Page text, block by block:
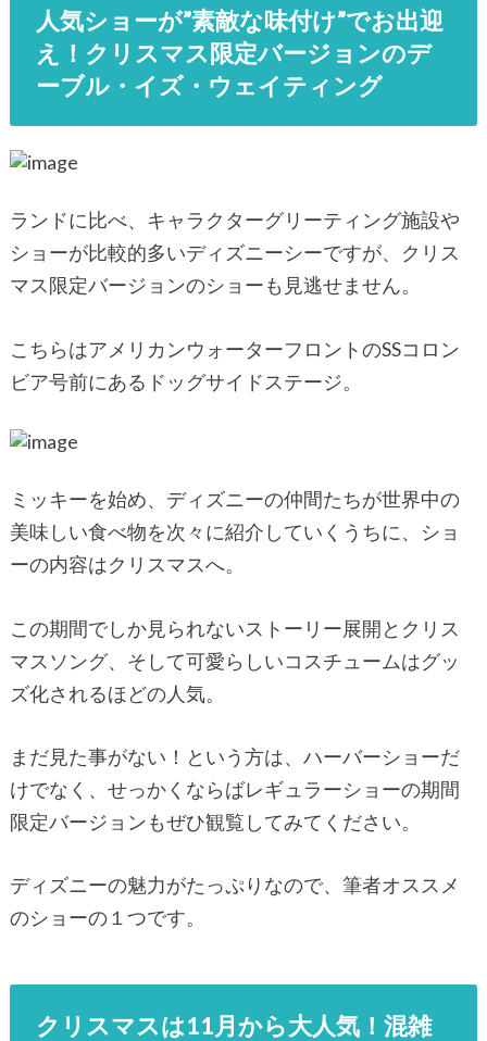
人気ショーが”素敵な味付け”でお出迎
え！クリスマス限定バージョンのデ
ーブル・イズ・ウェイティング
ランドに比べ、キャラクターグリーティング施設や
ショーが比較的多いディズニーシーですが、クリス
マス限定バージョンのショーも見逃せません。
こちらはアメリカンウォーターフロントのSSコロン
ビア号前にあるドッグサイドステージ。
ミッキーを始め、ディズニーの仲間たちが世界中の
美味しい食べ物を次々に紹介していくうちに、ショ
ーの内容はクリスマスへ。
この期間でしか見られないストーリー展開とクリス
マスソング、そして可愛らしいコスチュームはグッ
ズ化されるほどの人気。
まだ見た事がない！という方は、ハーバーショーだ
けでなく、せっかくならばレギュラーショーの期間
限定バージョンもぜひ観覧してみてください。
ディズニーの魅力がたっぷりなので、筆者オススメ
のショーの１つです。
クリスマスは11月から大人気！混雑